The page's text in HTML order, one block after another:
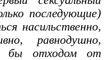
последующие)
насильственно,
равнодушно,
бы отходом от